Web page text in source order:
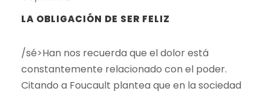
LA OBLIGACIÓN DE SER FELIZ
/sé>Han nos recuerda que el dolor está
constantemente relacionado con el poder.
Citando a Foucault plantea que en la sociedad